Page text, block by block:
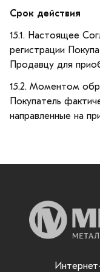
Срок действия
15.1. Настоящее
регистрации
Продавцу для
15.2. Моментом
Покупатель
направленные на